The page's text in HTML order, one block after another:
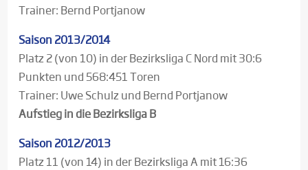
Trainer: Bernd Portjanow
Saison 2013/2014
Platz 2 (von 10) in der Bezirksliga C Nord mit 30:6
Punkten und 568:451 Toren
Trainer: Uwe Schulz und Bernd Portjanow
Aufstieg in die Bezirksliga B
Saison 2012/2013
Platz 11 (von 14) in der Bezirksliga A mit 16:36